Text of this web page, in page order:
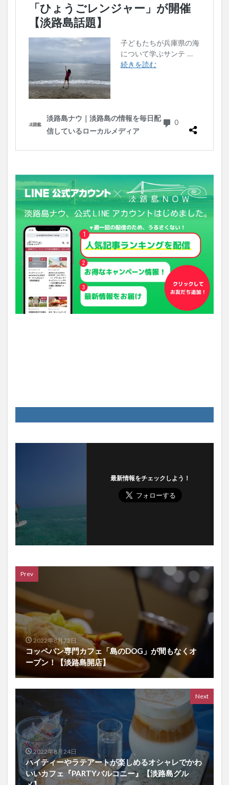
最新情報をチェックしよう！
Prev
2022年8月22日
コッペパン専門カフェ「島のDOG」が間もなくオ
ープン！【淡路島開店】
Next
2022年8月24日
ハイティーやラテアートが楽しめるオシャレでかわ
いいカフェ『PARTYバルコニー』【淡路島グル